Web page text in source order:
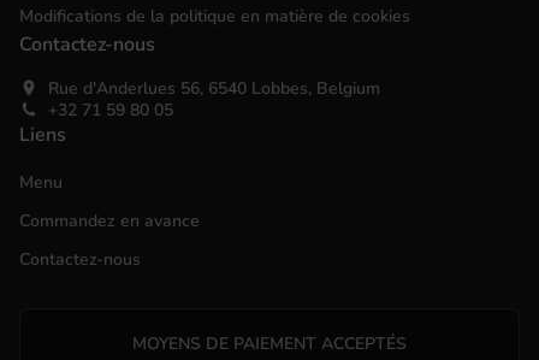
Modifications de la politique en matière de cookies
Contactez-nous
Rue d'Anderlues 56, 6540 Lobbes, Belgium
+32 71 59 80 05
Liens
Menu
Commandez en avance
Contactez-nous
MOYENS DE PAIEMENT ACCEPTÉS